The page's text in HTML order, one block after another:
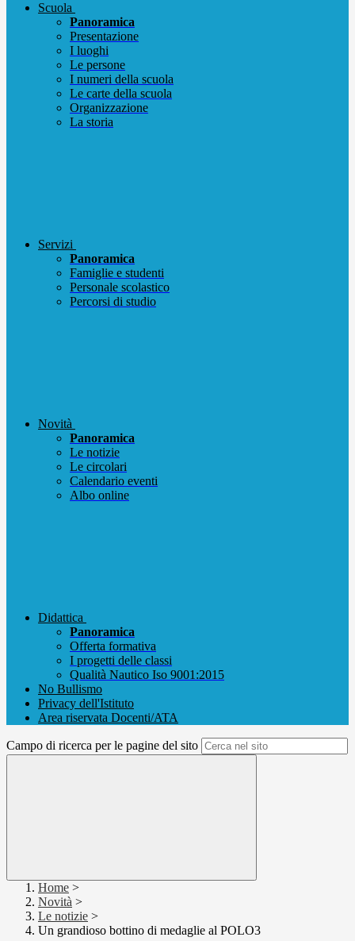
Scuola
Panoramica
Presentazione
I luoghi
Le persone
I numeri della scuola
Le carte della scuola
Organizzazione
La storia
Servizi
Panoramica
Famiglie e studenti
Personale scolastico
Percorsi di studio
Novità
Panoramica
Le notizie
Le circolari
Calendario eventi
Albo online
Didattica
Panoramica
Offerta formativa
I progetti delle classi
Qualità Nautico Iso 9001:2015
No Bullismo
Privacy dell'Istituto
Area riservata Docenti/ATA
Campo di ricerca per le pagine del sito
Home >
Novità >
Le notizie >
Un grandioso bottino di medaglie al POLO3